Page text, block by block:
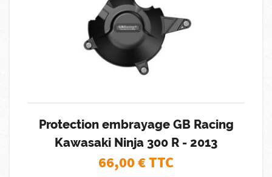
Protection embrayage GB Racing
Kawasaki Ninja 300 R - 2013
66,00€ TTC